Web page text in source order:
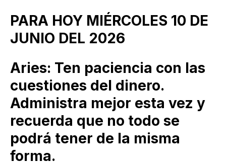
PARA HOY MIÉRCOLES 10 DE
JUNIO DEL 2026
Aries: Ten paciencia con las
cuestiones del dinero.
Administra mejor esta vez y
recuerda que no todo se
podrá tener de la misma
forma.